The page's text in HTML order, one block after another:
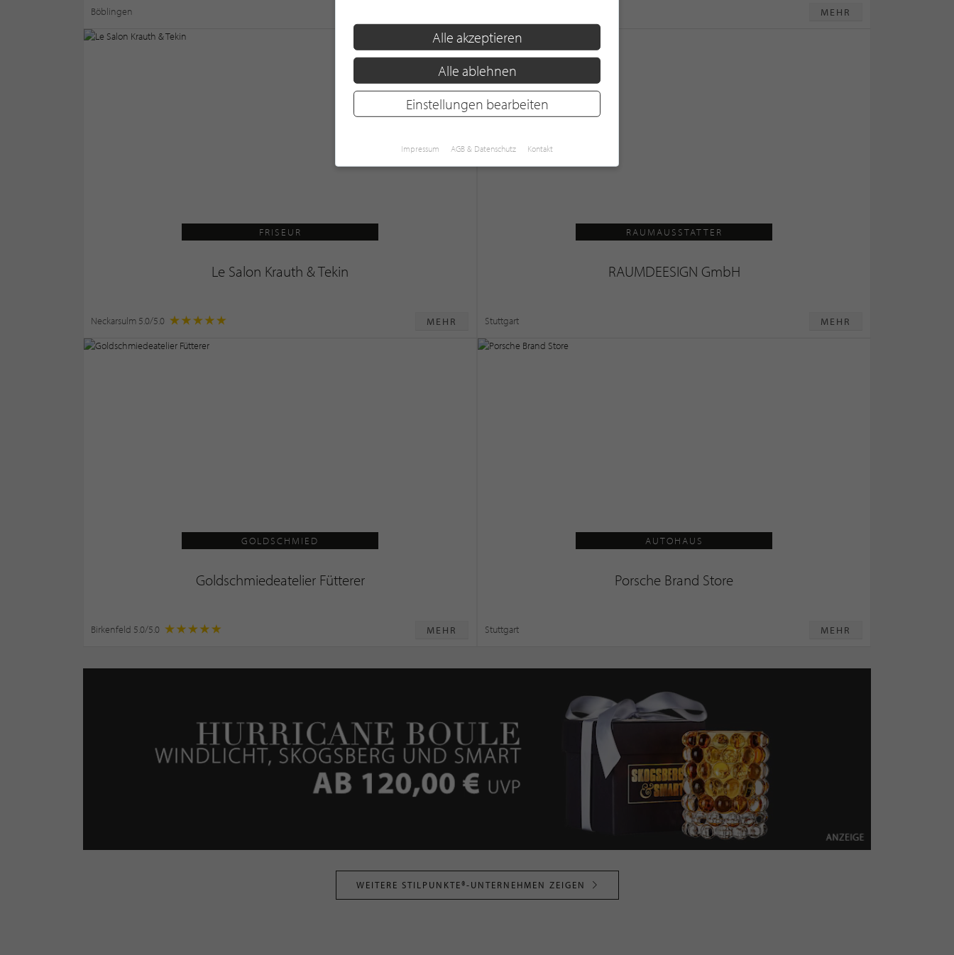
Böblingen MEHR
FRISEUR
Le Salon Krauth & Tekin
Neckarsulm 5.0/5.0 MEHR
RAUMAUSSTATTER
RAUMDEESIGN GmbH
Stuttgart MEHR
GOLDSCHMIED
Goldschmiedeatelier Fütterer
Birkenfeld 5.0/5.0 MEHR
AUTOHAUS
Porsche Brand Store
Stuttgart MEHR
WEITERE STILPUNKTE®-UNTERNEHMEN ZEIGEN
Alle akzeptieren
Alle ablehnen
Einstellungen bearbeiten
Impressum AGB & Datenschutz Kontakt